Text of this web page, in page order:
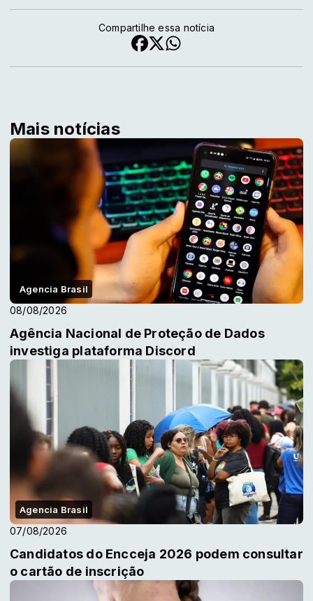
Compartilhe essa notícia
Mais notícias
Agencia Brasil
08/08/2026
Agência Nacional de Proteção de Dados
investiga plataforma Discord
Agencia Brasil
07/08/2026
Candidatos do Encceja 2026 podem consultar
o cartão de inscrição